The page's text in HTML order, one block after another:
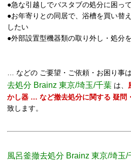
●急な引越しでバスタブの処分に困っ
●お年寄りとの同居で、浴槽を買い替
したい
●外部設置型機器類の取り外し・処分
… などの ご要望・ご依頼・お困り事
去処分 Brainz 東京/埼玉/千葉 は、
かし器 … など撤去処分に関する 疑問
致します。
風呂釜撤去処分 Brainz 東京/埼玉/